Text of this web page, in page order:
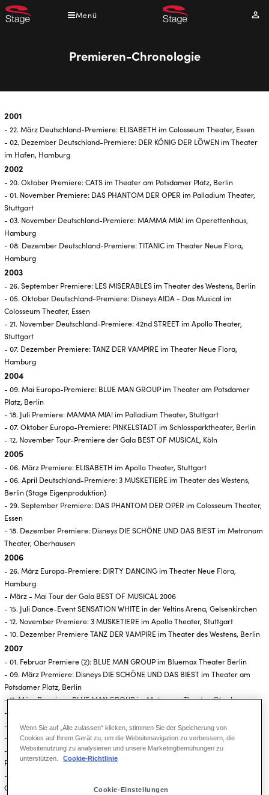
Direkt
zum
Menü
Premieren-Chronologie
2001
- 22. März Deutschland-Premiere: ELISABETH im Colosseum Theater, Essen
- 02. Dezember Deutschland-Premiere: DER KÖNIG DER LÖWEN im Theater
im Hafen, Hamburg
2002
- 20. Oktober Premiere: CATS im Theater am Potsdamer Platz, Berlin
- 01. November Premiere: DAS PHANTOM DER OPER im Palladium Theater,
Stuttgart
- 03. November Deutschland-Premiere: MAMMA MIA! im Operettenhaus,
Hamburg
- 08. Dezember Deutschland-Premiere: TITANIC im Theater Neue Flora,
Hamburg
2003
- 26. September Premiere: LES MISERABLES im Theater des Westens, Berlin
- 05. Oktober Deutschland-Premiere: Disneys AIDA - Das Musical im
Colosseum Theater, Essen
- 21. November Deutschland-Premiere: 42nd STREET im Apollo Theater,
Stuttgart
- 07. Dezember Premiere: TANZ DER VAMPIRE im Theater Neue Flora,
Hamburg
2004
- 09. Mai Europa-Premiere: BLUE MAN GROUP im Theater am Potsdamer
Platz, Berlin
- 18. Juli Premiere: MAMMA MIA! im Palladium Theater, Stuttgart
- 07. Oktober Europa-Premiere: PINKELSTADT im Schlossparktheater, Berlin
- 12. November Tour-Premiere der Gala BEST OF MUSICAL, Köln
2005
- 06. März Premiere: ELISABETH im Apollo Theater, Stuttgart
- 06. April Deutschland-Premiere: 3 MUSKETIERE im Theater des Westens,
Berlin (Stage Eigenproduktion)
- 29. September Premiere: DAS PHANTOM DER OPER im Colosseum Theater,
Essen
- 18. Dezember Premiere: Disneys DIE SCHÖNE UND DAS BIEST im Metronom
Theater, Oberhausen
2006
- 26. März Europa-Premiere: DIRTY DANCING im Theater Neue Flora,
Hamburg
- März - Mai Tour der Gala BEST OF MUSICAL 2006
- 15. Juli Dance-Event SENSATION WHITE in der Veltins Arena, Gelsenkirchen
- 12. November Premiere: 3 MUSKETIERE im Apollo Theater, Stuttgart
- 10. Dezember Premiere TANZ DER VAMPIRE im Theater des Westens, Berlin
2007
- 01. Februar Premiere (2): BLUE MAN GROUP im Bluemax Theater Berlin
- 09. März Premiere: Disneys DIE SCHÖNE UND DAS BIEST im Theater am
Potsdamer Platz, Berlin
- 11. März Premiere: BLUE MAN GROUP im Metronom Theater, Oberhausen
- April - Juli Tour der Gala BEST OF MUSICAL 2007
- 06. Mai Premiere: MAMMA MIA! im Colosseum Theater, Essen
- 21. Oktober Premiere: MAMMA MIA! im Theater am Potsdamer Platz, Berlin
- 15. November Deutschland-Premiere: WICKED – DIE HEXEN VON OZ im
Palladium Theater, Stuttgart
- 02. Dezember Uraufführung: ICH WAR NOCH NIEMALS IN NEW YORK im TUI
Operettenhaus, Hamburg (Stage Eigenproduktion)
Wenn Sie auf „Alle zulassen“ klicken, stimmen Sie der Speicherung von
Cookies auf Ihrem Gerät zu, um die Websitenavigation zu verbessern, die
Websitenutzung zu analysieren und unsere Marketingbemühungen zu
unterstützen.
Cookie-Richtlinie
Cookie-Einstellungen